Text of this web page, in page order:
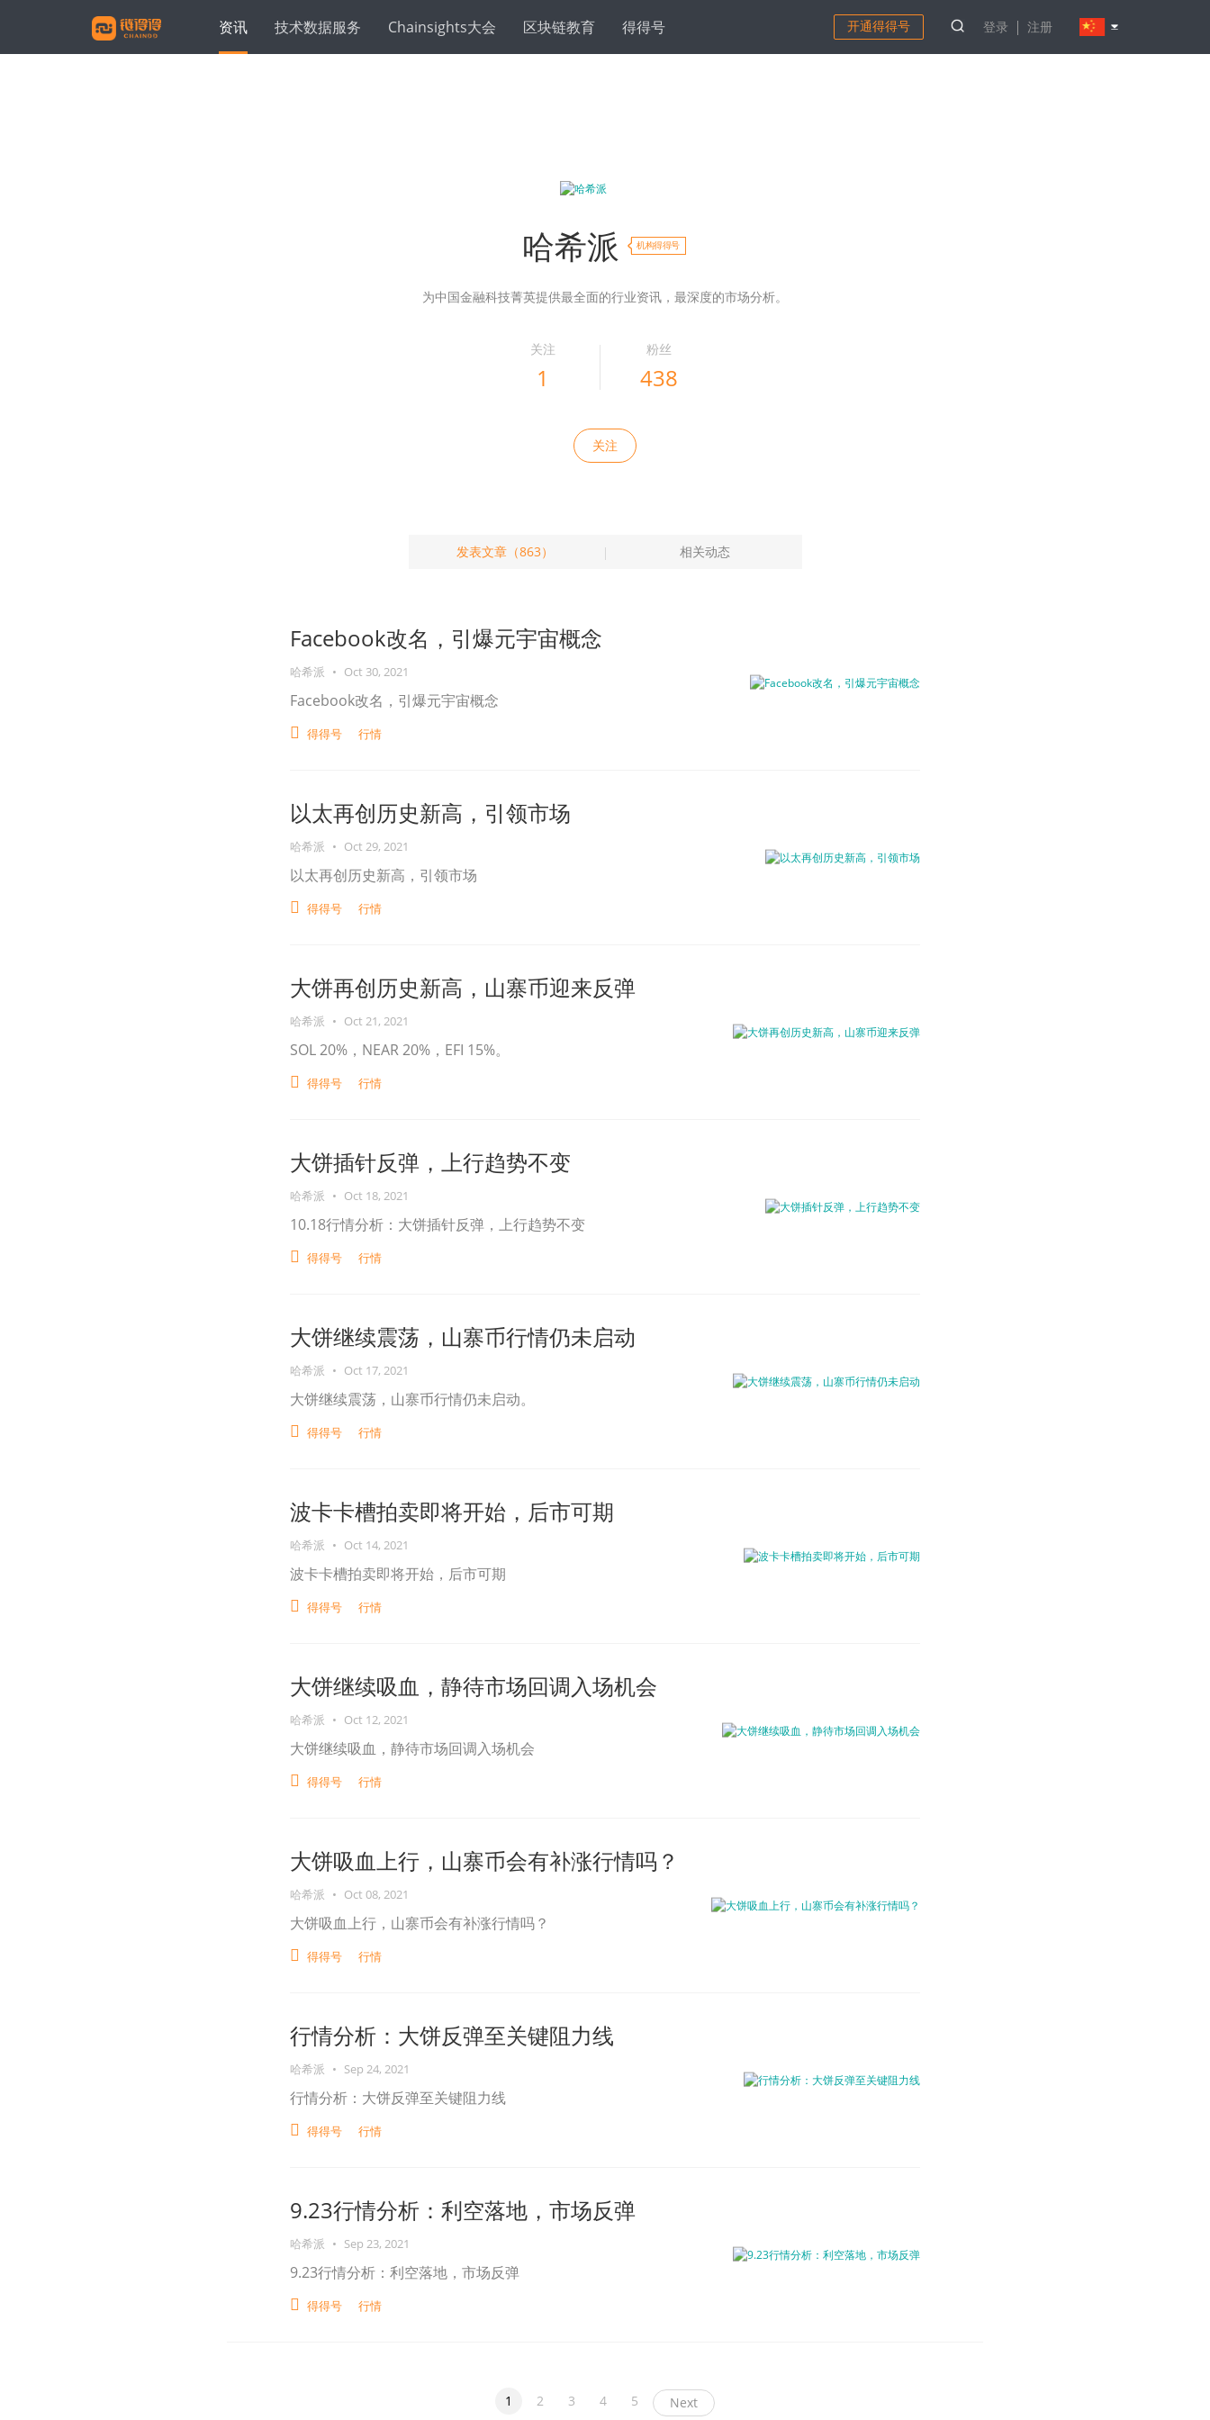
资讯 技术数据服务 Chainsights大会 区块链教育 得得号 开通得得号 登录 注册
哈希派 机构得得号
为中国金融科技菁英提供最全面的行业资讯，最深度的市场分析。
关注
1
粉丝
438
关注
发表文章（863） 相关动态
Facebook改名，引爆元宇宙概念
哈希派 • Oct 30, 2021
Facebook改名，引爆元宇宙概念
得得号 行情
以太再创历史新高，引领市场
哈希派 • Oct 29, 2021
以太再创历史新高，引领市场
得得号 行情
大饼再创历史新高，山寨币迎来反弹
哈希派 • Oct 21, 2021
SOL 20%，NEAR 20%，EFI 15%。
得得号 行情
大饼插针反弹，上行趋势不变
哈希派 • Oct 18, 2021
10.18行情分析：大饼插针反弹，上行趋势不变
得得号 行情
大饼继续震荡，山寨币行情仍未启动
哈希派 • Oct 17, 2021
大饼继续震荡，山寨币行情仍未启动。
得得号 行情
波卡卡槽拍卖即将开始，后市可期
哈希派 • Oct 14, 2021
波卡卡槽拍卖即将开始，后市可期
得得号 行情
大饼继续吸血，静待市场回调入场机会
哈希派 • Oct 12, 2021
大饼继续吸血，静待市场回调入场机会
得得号 行情
大饼吸血上行，山寨币会有补涨行情吗？
哈希派 • Oct 08, 2021
大饼吸血上行，山寨币会有补涨行情吗？
得得号 行情
行情分析：大饼反弹至关键阻力线
哈希派 • Sep 24, 2021
行情分析：大饼反弹至关键阻力线
得得号 行情
9.23行情分析：利空落地，市场反弹
哈希派 • Sep 23, 2021
9.23行情分析：利空落地，市场反弹
得得号 行情
1 2 3 4 5 Next